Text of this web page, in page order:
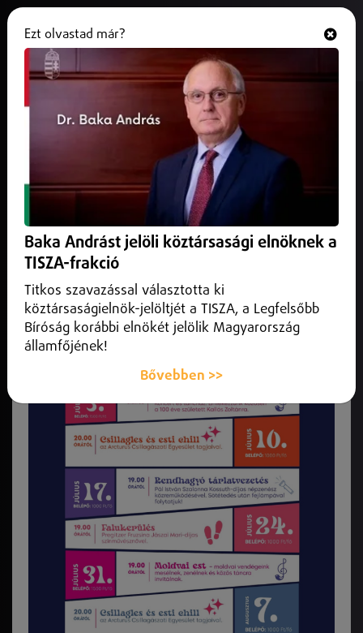
Péntekenként különleges
időutazás lesz a Sóstói
Múzeumfaluban
Péntekenként különleges időutazás és a hajdani falusi
közösségek hangulata várja a látogatókat a Sóstói
Múzeumfaluban július 3. és augusztus 14. között.
Ezt olvastad már?
Baka Andrást jelöli köztársasági elnöknek a
TISZA-frakció
Titkos szavazással választotta ki
köztársaságielnök-jelöltjét a TISZA, a Legfelsőbb
Bíróság korábbi elnökét jelölik Magyarország
államfőjének!
Bővebben >>